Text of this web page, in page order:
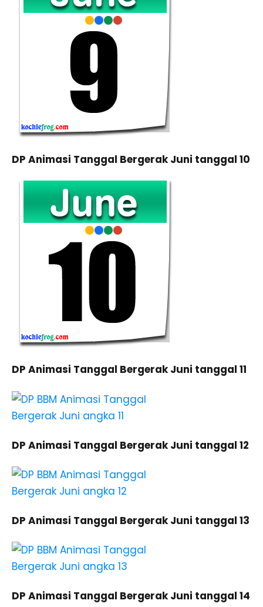
DP Animasi Tanggal Bergerak Juni tanggal 10
DP Animasi Tanggal Bergerak Juni tanggal 11
DP Animasi Tanggal Bergerak Juni tanggal 12
DP Animasi Tanggal Bergerak Juni tanggal 13
DP Animasi Tanggal Bergerak Juni tanggal 14